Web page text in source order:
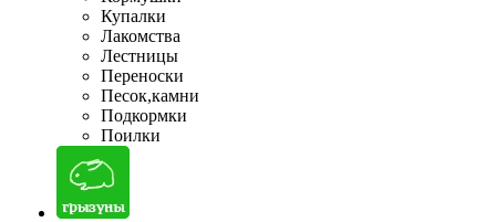
Купалки
Лакомства
Лестницы
Переноски
Песок,камни
Подкормки
Поилки